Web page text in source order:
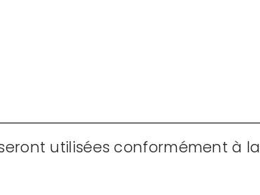
utilisées conformément à la